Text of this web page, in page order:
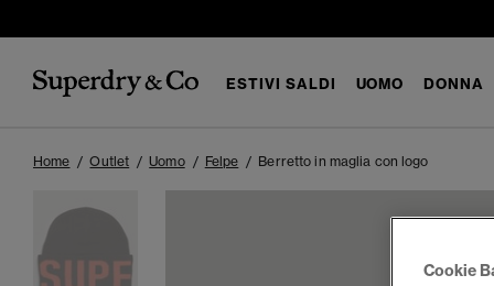
ESTIVI SALDI UOMO DONNA
Home Outlet Uomo Felpe Berretto in maglia con logo
Cookie